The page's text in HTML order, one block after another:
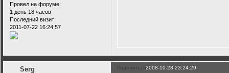
Провел на форуме:
1 день 18 часов
Последний визит:
2011-07-22 16:24:57
Поделиться2008-10-28 23:24:29
Serg